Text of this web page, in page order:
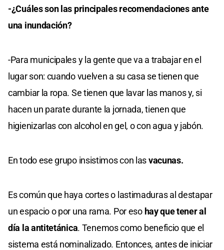
-¿Cuáles son las principales recomendaciones ante
una inundación?
-Para municipales y la gente que va a trabajar en el
lugar son: cuando vuelven a su casa se tienen que
cambiar la ropa. Se tienen que lavar las manos y, si
hacen un parate durante la jornada, tienen que
higienizarlas con alcohol en gel, o con agua y jabón.
En todo ese grupo insistimos con lasvacunas.
Es común que haya cortes o lastimaduras al destapar
un espacio o por una rama. Por eso hay que tener al
día la antitetánica. Tenemos como beneficio que el
sistema está nominalizado. Entonces, antes de iniciar